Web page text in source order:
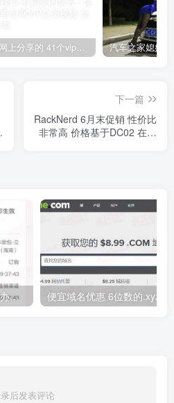
网上分享的 41个vip解析接口 有需要的拿去~ 免费看全网VIP会员视频
下一篇
RackNerd 6月末促销 性价比
非常高 价格基于DC02 在选
海南小天神卡5元无限流量办理的方法，5元流量不限量自行车来了
后发表评论